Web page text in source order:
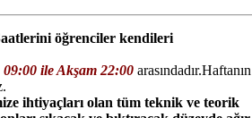
öğrenciler kendileri
09:00 ile Akşam 22:00 arasındadır.Haftanın
ihtiyaçları olan tüm teknik ve teorik